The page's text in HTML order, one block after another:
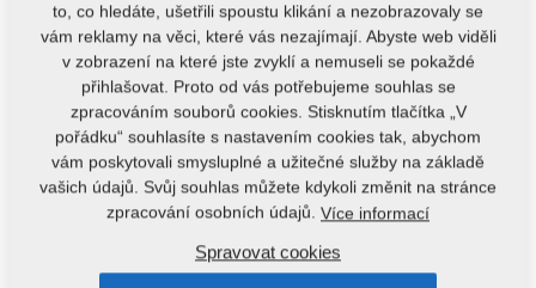
Kód produktu: 3001740
Tento díl je použitelný i pro následující stroje:
to, co hledáte, ušetřili spoustu klikání a nezobrazovaly se
vám reklamy na věci, které vás nezajímají. Abyste web viděli
v zobrazení na které jste zvyklí a nemuseli se pokaždé
přihlašovat. Proto od vás potřebujeme souhlas se
zpracováním souborů cookies. Stisknutím tlačítka „V
pořádku“ souhlasíte s nastavením cookies tak, abychom
vám poskytovali smysluplné a užitečné služby na základě
vašich údajů. Svůj souhlas můžete kdykoli změnit na stránce
zpracování osobních údajů. Více informací
Spravovat cookies